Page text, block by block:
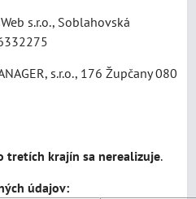
s.r.o., Soblahovská
s.r.o., 176 Župčany 080
tretích krajín sa nerealizuje.
údajov: